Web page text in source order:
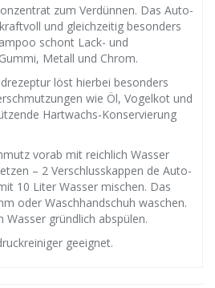
zum Verdünnen. Das Auto-
und gleichzeitig besonders
schont Lack- und
Metall und Chrom.
löst hierbei besonders
wie Öl, Vogelkot und
Hartwachs-Konservierung
vorab mit reichlich Wasser
– 2 Verschlusskappen de Auto-
10 Liter Wasser mischen. Das
oder Waschhandschuh waschen.
gründlich abspülen.
geeignet.